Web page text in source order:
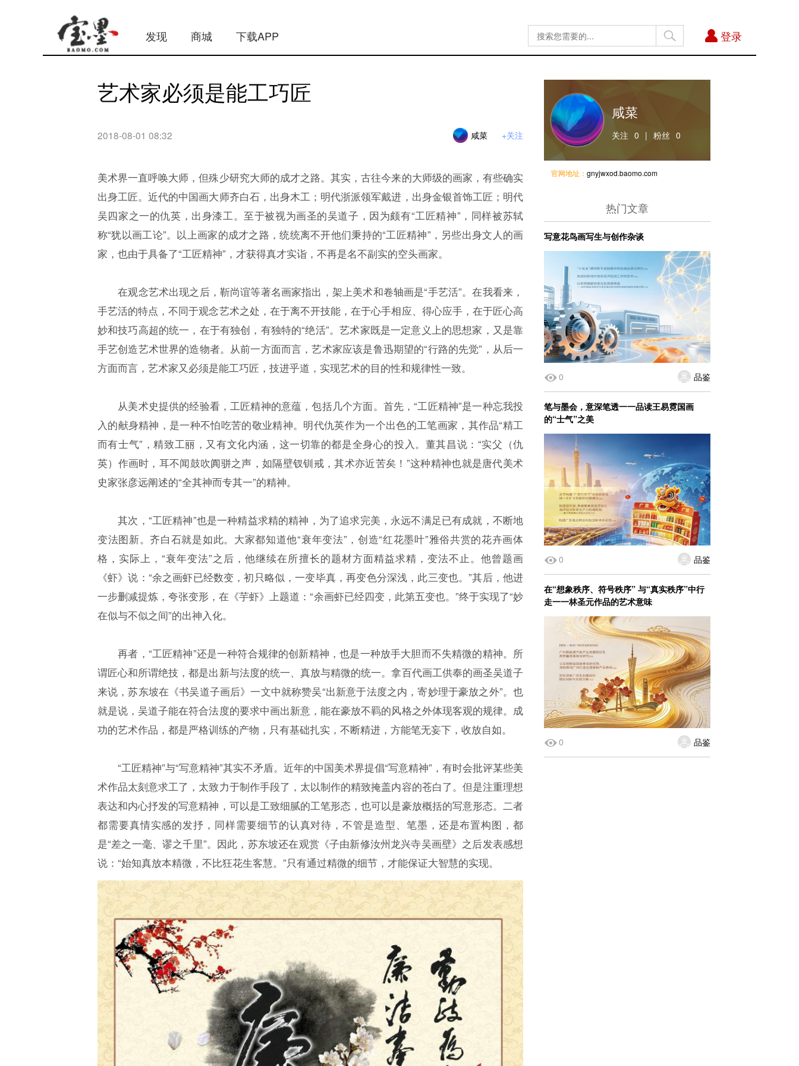
发现 商城 下载APP 登录
艺术家必须是能工巧匠
2018-08-01 08:32 咸菜 +关注
美术界一直呼唤大师，但殊少研究大师的成才之路。其实，古往今来的大师级的画家，有些确实
出身工匠。近代的中国画大师齐白石，出身木工；明代浙派领军戴进，出身金银首饰工匠；明代
吴四家之一的仇英，出身漆工。至于被视为画圣的吴道子，因为颇有“工匠精神”，同样被苏轼
称“犹以画工论”。以上画家的成才之路，统统离不开他们秉持的“工匠精神”，另些出身文人的画
家，也由于具备了“工匠精神”，才获得真才实诣，不再是名不副实的空头画家。
在观念艺术出现之后，靳尚谊等著名画家指出，架上美术和卷轴画是“手艺活”。在我看来，
手艺活的特点，不同于观念艺术之处，在于离不开技能，在于心手相应、得心应手，在于匠心高
妙和技巧高超的统一，在于有独创，有独特的“绝活”。艺术家既是一定意义上的思想家，又是靠
手艺创造艺术世界的造物者。从前一方面而言，艺术家应该是鲁迅期望的“行路的先觉”，从后一
方面而言，艺术家又必须是能工巧匠，技进乎道，实现艺术的目的性和规律性一致。
从美术史提供的经验看，工匠精神的意蕴，包括几个方面。首先，“工匠精神”是一种忘我投
入的献身精神，是一种不怕吃苦的敬业精神。明代仇英作为一个出色的工笔画家，其作品“精工
而有士气”，精致工丽，又有文化内涵，这一切靠的都是全身心的投入。董其昌说：“实父（仇
英）作画时，耳不闻鼓吹阗骈之声，如隔壁钗钏戒，其术亦近苦矣！”这种精神也就是唐代美术
史家张彦远阐述的“全其神而专其一”的精神。
其次，“工匠精神”也是一种精益求精的精神，为了追求完美，永远不满足已有成就，不断地
变法图新。齐白石就是如此。大家都知道他“衰年变法”，创造“红花墨叶”雅俗共赏的花卉画体
格，实际上，“衰年变法”之后，他继续在所擅长的题材方面精益求精，变法不止。他曾题画
《虾》说：“余之画虾已经数变，初只略似，一变毕真，再变色分深浅，此三变也。”其后，他进
一步删减提炼，夸张变形，在《芋虾》上题道：“余画虾已经四变，此第五变也。”终于实现了“妙
在似与不似之间”的出神入化。
再者，“工匠精神”还是一种符合规律的创新精神，也是一种放手大胆而不失精微的精神。所
谓匠心和所谓绝技，都是出新与法度的统一、真放与精微的统一。拿百代画工供奉的画圣吴道子
来说，苏东坡在《书吴道子画后》一文中就称赞吴“出新意于法度之内，寄妙理于豪放之外”。也
就是说，吴道子能在符合法度的要求中画出新意，能在豪放不羁的风格之外体现客观的规律。成
功的艺术作品，都是严格训练的产物，只有基础扎实，不断精进，方能笔无妄下，收放自如。
“工匠精神”与“写意精神”其实不矛盾。近年的中国美术界提倡“写意精神”，有时会批评某些美
术作品太刻意求工了，太致力于制作手段了，太以制作的精致掩盖内容的苍白了。但是注重理想
表达和内心抒发的写意精神，可以是工致细腻的工笔形态，也可以是豪放概括的写意形态。二者
都需要真情实感的发抒，同样需要细节的认真对待，不管是造型、笔墨，还是布置构图，都
是“差之一毫、谬之千里”。因此，苏东坡还在观赏《子由新修汝州龙兴寺吴画壁》之后发表感想
说：“始知真放本精微，不比狂花生客慧。”只有通过精微的细节，才能保证大智慧的实现。
咸菜
关注 0 | 粉丝 0
官网地址： gnyjwxod.baomo.com
热门文章
写意花鸟画写生与创作杂谈
0 品鉴
笔与墨会，意深笔透一一品读王易霓国画
的“士气”之美
0 品鉴
在“想象秩序、符号秩序” 与“真实秩序”中行
走一一林圣元作品的艺术意味
0 品鉴